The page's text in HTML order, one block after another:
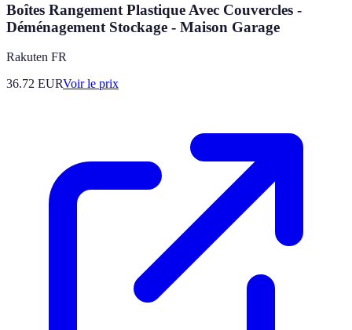
Boîtes Rangement Plastique Avec Couvercles -
Déménagement Stockage - Maison Garage
Rakuten FR
36.72 EURVoir le prix